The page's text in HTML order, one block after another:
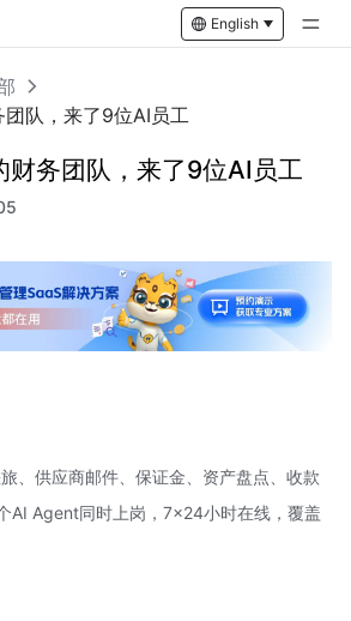
English
队，来了9位AI员工
务团队，来了9位AI员工
、供应商邮件、保证金、资产盘点、收款
Agent同时上岗，7×24小时在线，覆盖